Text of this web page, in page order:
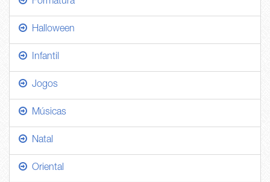
Halloween
Infantil
Jogos
Músicas
Natal
Oriental